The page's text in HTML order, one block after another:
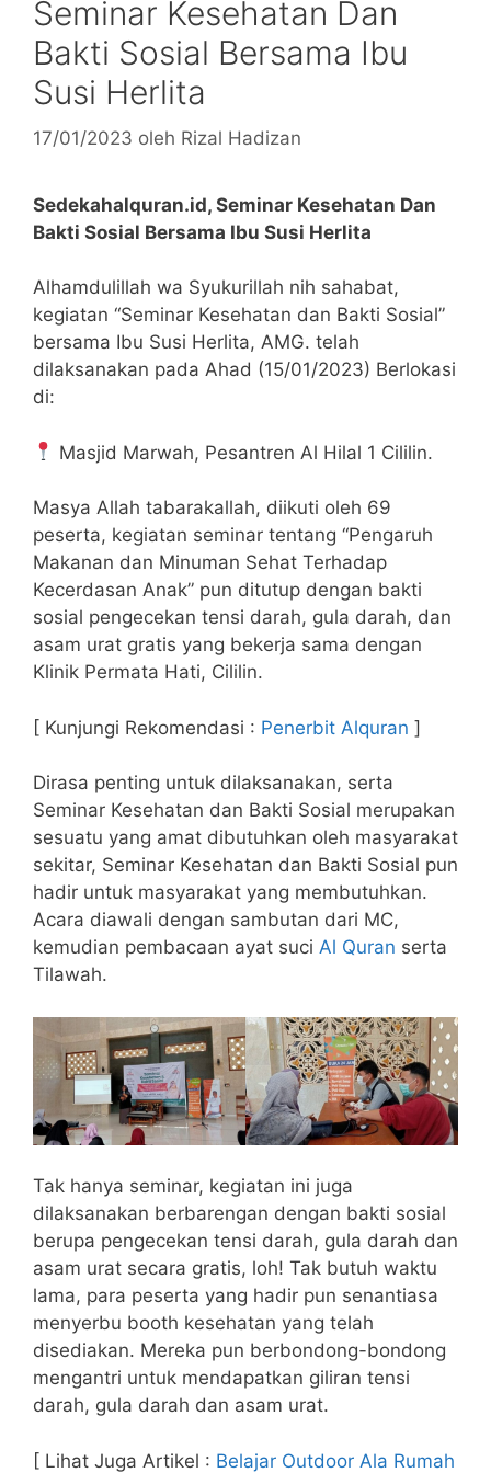
Seminar Kesehatan Dan
Bakti Sosial Bersama Ibu
Susi Herlita
17/01/2023 oleh Rizal Hadizan
Sedekahalquran.id, Seminar Kesehatan Dan
Bakti Sosial Bersama Ibu Susi Herlita
Alhamdulillah wa Syukurillah nih sahabat,
kegiatan “Seminar Kesehatan dan Bakti Sosial”
bersama Ibu Susi Herlita, AMG. telah
dilaksanakan pada Ahad (15/01/2023) Berlokasi
di:
Masjid Marwah, Pesantren Al Hilal 1 Cililin.
Masya Allah tabarakallah, diikuti oleh 69
peserta, kegiatan seminar tentang “Pengaruh
Makanan dan Minuman Sehat Terhadap
Kecerdasan Anak” pun ditutup dengan bakti
sosial pengecekan tensi darah, gula darah, dan
asam urat gratis yang bekerja sama dengan
Klinik Permata Hati, Cililin.
[ Kunjungi Rekomendasi : Penerbit Alquran ]
Dirasa penting untuk dilaksanakan, serta
Seminar Kesehatan dan Bakti Sosial merupakan
sesuatu yang amat dibutuhkan oleh masyarakat
sekitar, Seminar Kesehatan dan Bakti Sosial pun
hadir untuk masyarakat yang membutuhkan.
Acara diawali dengan sambutan dari MC,
kemudian pembacaan ayat suci Al Quran serta
Tilawah.
Tak hanya seminar, kegiatan ini juga
dilaksanakan berbarengan dengan bakti sosial
berupa pengecekan tensi darah, gula darah dan
asam urat secara gratis, loh! Tak butuh waktu
lama, para peserta yang hadir pun senantiasa
menyerbu booth kesehatan yang telah
disediakan. Mereka pun berbondong-bondong
mengantri untuk mendapatkan giliran tensi
darah, gula darah dan asam urat.
[ Lihat Juga Artikel : Belajar Outdoor Ala Rumah